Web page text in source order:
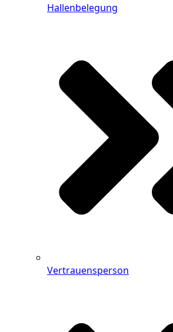
Hallenbelegung
Vertrauensperson